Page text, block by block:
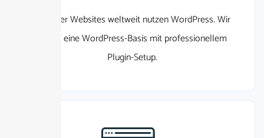
der Websites weltweit nutzen WordPress. Wir
bieten eine WordPress-Basis mit professionellem
Plugin-Setup.